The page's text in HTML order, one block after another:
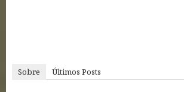
Sobre Últimos Posts